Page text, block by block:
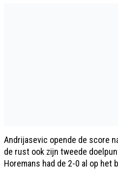
Andrijasevic opende de score
de rust ook zijn tweede
Horemans had de 2-0 al op het